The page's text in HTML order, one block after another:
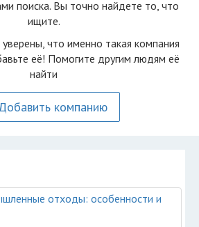
поиска. Вы точно найдете то, что
ищите.
что именно такая компания
её! Помогите другим людям её
найти
компанию